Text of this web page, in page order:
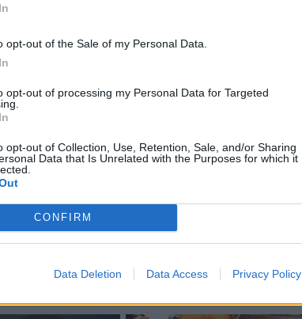
opt-out of the Sale of my Personal Data.
opt-out of processing my Personal Data for Targeted
opt-out of Collection, Use, Retention, Sale, and/or Sharing
Data that Is Unrelated with the Purposes for which it
CONFIRM
Data Deletion Data Access Privacy Policy